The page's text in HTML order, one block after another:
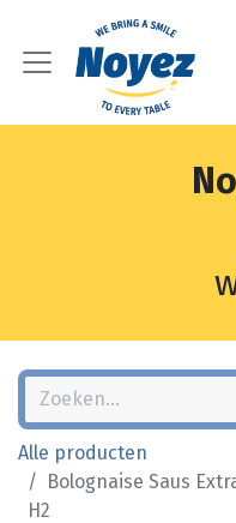
Alle producten
Bolognaise Saus
H2